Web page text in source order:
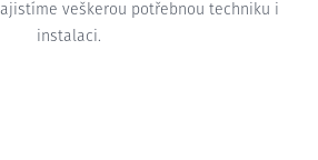
veškerou potřebnou techniku i
instalaci.